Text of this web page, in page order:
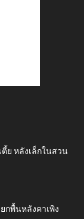
ย หลังเล็กในสวน
กพื้นหลังคาเพิง